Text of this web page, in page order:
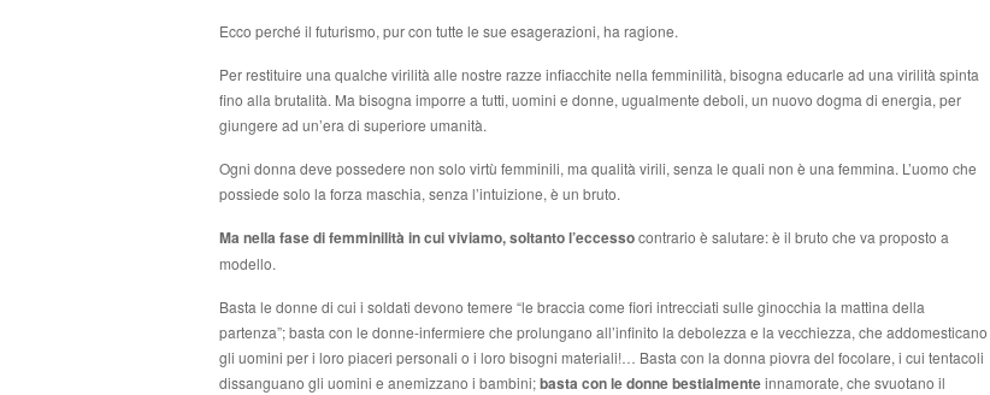
Ecco perché il futurismo, pur con tutte le sue esagerazioni, ha ragione.
Per restituire una qualche virilità alle nostre razze infiacchite nella femminilità, bisogna educarle ad una virilità spinta
fino alla brutalità. Ma bisogna imporre a tutti, uomini e donne, ugualmente deboli, un nuovo dogma di energia, per
giungere ad un’era di superiore umanità.
Ogni donna deve possedere non solo virtù femminili, ma qualità virili, senza le quali non è una femmina. L’uomo che
possiede solo la forza maschia, senza l’intuizione, è un bruto.
Ma nella fase di femminilità in cui viviamo, soltanto l’eccessocontrario è salutare: è il bruto che va proposto a
modello.
Basta le donne di cui i soldati devono temere “le braccia come fiori intrecciati sulle ginocchia la mattina della
partenza”; basta con le donne-infermiere che prolungano all’infinito la debolezza e la vecchiezza, che addomesticano
gli uomini per i loro piaceri personali o i loro bisogni materiali!… Basta con la donna piovra del focolare, i cui tentacoli
dissanguano gli uomini e anemizzano i bambini;basta con le donne bestialmenteinnamorate, che svuotano il